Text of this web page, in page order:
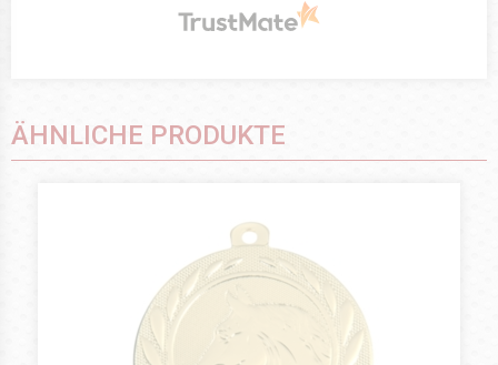
ÄHNLICHE PRODUKTE